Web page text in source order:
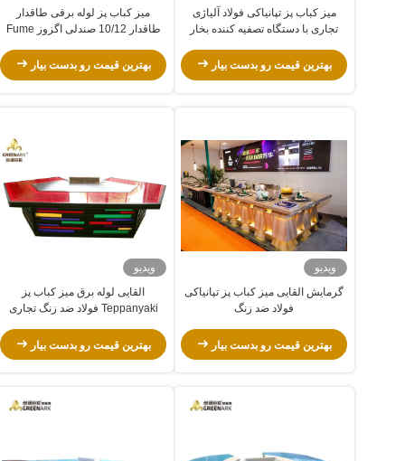
میز کباب پز تپانیاکی فولاد آلیاژی
تجاری با دستگاه تصفیه کننده بخار
بهترین قیمت رو بدست بیار
میز کباب پز لوله برقی طاقدار
طاقدار 10/12 صندلی اگزوز Fume
بهترین قیمت رو بدست بیار
ویدیو
گرمایش القایی میز کباب پز تپانیاکی
فولاد ضد زنگ
بهترین قیمت رو بدست بیار
ویدیو
القایی لوله برق میز کباب پز
Teppanyaki فولاد ضد زنگ تجاری
بهترین قیمت رو بدست بیار